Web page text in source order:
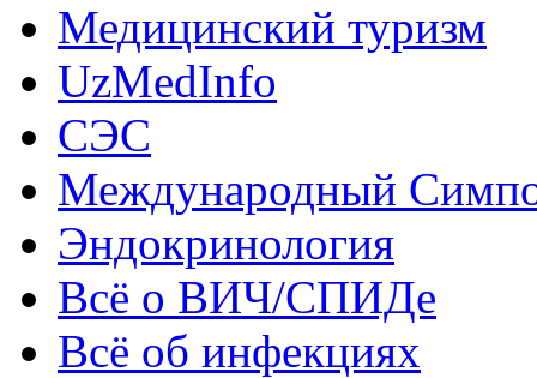
Медицинский туризм
UzMedInfo
СЭС
Международный
Эндокринология
Всё о ВИЧ/СПИДе
Всё об инфекциях